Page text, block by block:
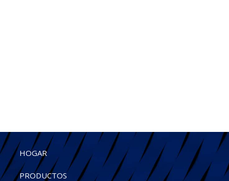
HOGAR
PRODUCTOS